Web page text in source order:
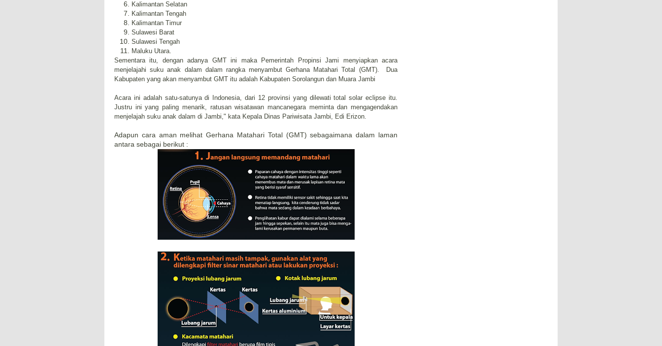
Kalimantan Selatan
Kalimantan Tengah
Kalimantan Timur
Sulawesi Barat
Sulawesi Tengah
Maluku Utara.
Sementara itu, dengan adanya GMT ini maka Pemerintah Propinsi Jami menyiapkan acara
menjelajahi suku anak dalam dalam rangka menyambut Gerhana Matahari Total (GMT). Dua
Kabupaten yang akan menyambut GMT itu adalah Kabupaten Sorolangun dan Muara Jambi
Acara ini adalah satu-satunya di Indonesia, dari 12 provinsi yang dilewati total solar eclipse itu.
Justru ini yang paling menarik, ratusan wisatawan mancanegara meminta dan mengagendakan
menjelajah suku anak dalam di Jambi," kata Kepala Dinas Pariwisata Jambi, Edi Erizon.
Adapun cara aman melihat Gerhana Matahari Total (GMT) sebagaimana dalam laman
antara sebagai berikut :